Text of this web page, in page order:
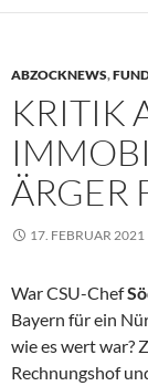
ABZOCKNEWS,
KRITIK
ÄRGER
17. FEBRUAR 2021
War CSU-Chef
Bayern für ein
wie es wert war?
Rechnungshof